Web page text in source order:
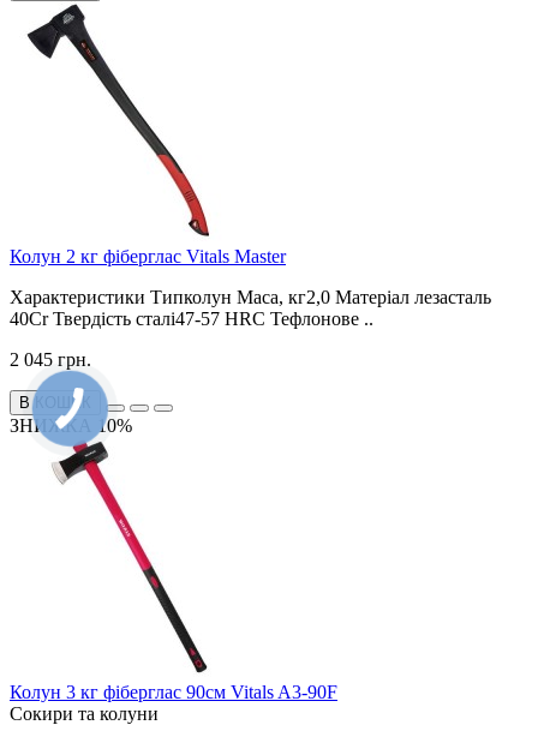
Колун 2 кг фіберглас Vitals Master
Характеристики Типколун Маса, кг2,0 Матеріал лезасталь
40Cr Твердість сталі47-57 HRC Тефлонове ..
2 045 грн.
В КОШИК
ЗНИЖКА 10%
Колун 3 кг фіберглас 90см Vitals A3-90F
Сокири та колуни